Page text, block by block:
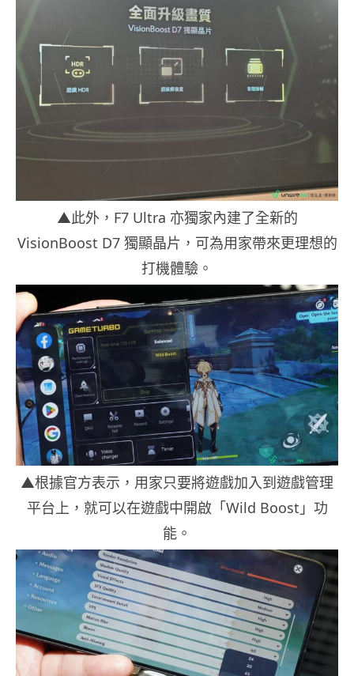
▲此外，F7 Ultra 亦獨家內建了全新的
VisionBoost D7 獨顯晶片，可為用家帶來更理想的
打機體驗。
▲根據官方表示，用家只要將遊戲加入到遊戲管理
平台上，就可以在遊戲中開啟「Wild Boost」功
能。